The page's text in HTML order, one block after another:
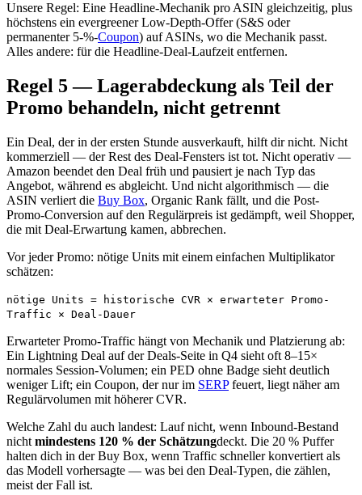
Unsere Regel: Eine Headline-Mechanik pro ASIN gleichzeitig, plus
höchstens ein evergreener Low-Depth-Offer (S&S oder
permanenter 5-%-Coupon) auf ASINs, wo die Mechanik passt.
Alles andere: für die Headline-Deal-Laufzeit entfernen.
Regel 5 — Lagerabdeckung als Teil der
Promo behandeln, nicht getrennt
Ein Deal, der in der ersten Stunde ausverkauft, hilft dir nicht. Nicht
kommerziell — der Rest des Deal-Fensters ist tot. Nicht operativ —
Amazon beendet den Deal früh und pausiert je nach Typ das
Angebot, während es abgleicht. Und nicht algorithmisch — die
ASIN verliert die Buy Box, Organic Rank fällt, und die Post-
Promo-Conversion auf den Regulärpreis ist gedämpft, weil Shopper,
die mit Deal-Erwartung kamen, abbrechen.
Vor jeder Promo: nötige Units mit einem einfachen Multiplikator
schätzen:
nötige Units = historische CVR × erwarteter Promo-
Traffic × Deal-Dauer
Erwarteter Promo-Traffic hängt von Mechanik und Platzierung ab:
Ein Lightning Deal auf der Deals-Seite in Q4 sieht oft 8–15×
normales Session-Volumen; ein PED ohne Badge sieht deutlich
weniger Lift; ein Coupon, der nur im SERPfeuert, liegt näher am
Regulärvolumen mit höherer CVR.
Welche Zahl du auch landest: Lauf nicht, wenn Inbound-Bestand
nicht mindestens 120 % der Schätzungdeckt. Die 20 % Puffer
halten dich in der Buy Box, wenn Traffic schneller konvertiert als
das Modell vorhersagte — was bei den Deal-Typen, die zählen,
meist der Fall ist.